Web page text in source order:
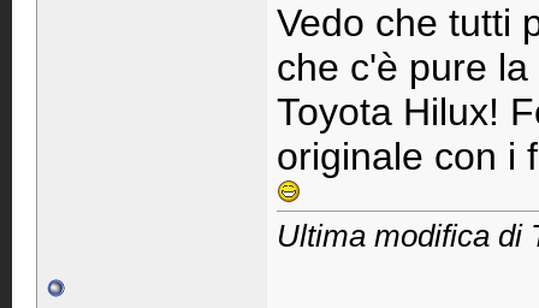
Vedo che tutti
che c'è pure
Toyota Hilux!
originale con i
Ultima modifica di